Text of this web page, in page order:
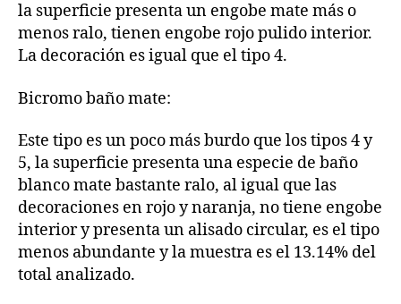
la superficie presenta un engobe mate más o
menos ralo, tienen engobe rojo pulido interior.
La decoración es igual que el tipo 4.
Bicromo baño mate:
Este tipo es un poco más burdo que los tipos 4 y
5, la superficie presenta una especie de baño
blanco mate bastante ralo, al igual que las
decoraciones en rojo y naranja, no tiene engobe
interior y presenta un alisado circular, es el tipo
menos abundante y la muestra es el 13.14% del
total analizado.